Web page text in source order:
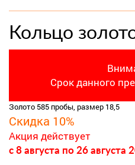
Кольцо
Срок данного
Золото 585 пробы, размер 18,5
Скидка 10%
Акция действует
c 8 августа по 26 августа